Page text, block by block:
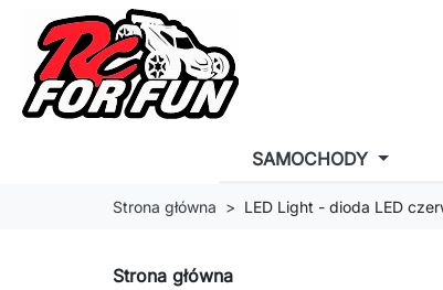
SAMOCHODY
Strona główna LED Light - dioda LED
Strona główna